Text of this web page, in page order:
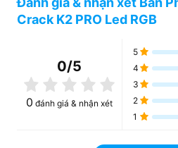
Crack K2 PRO Led RGB
0/5
0 đánh giá & nhận xét
5
4
3
2
1